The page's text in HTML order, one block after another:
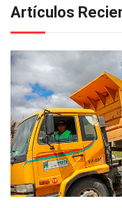
Artículos